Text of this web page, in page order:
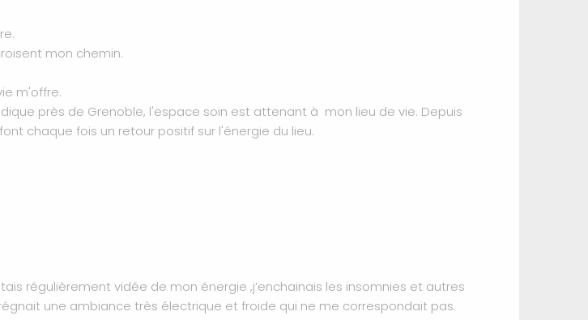
mon chemin.
m'offre.
près de Grenoble, l'espace soin est attenant à mon lieu de vie. Depuis
chaque fois un retour positif sur l'énergie du lieu.
régulièrement vidée de mon énergie ,j’enchainais les insomnies et autres
une ambiance très électrique et froide qui ne me correspondait pas.